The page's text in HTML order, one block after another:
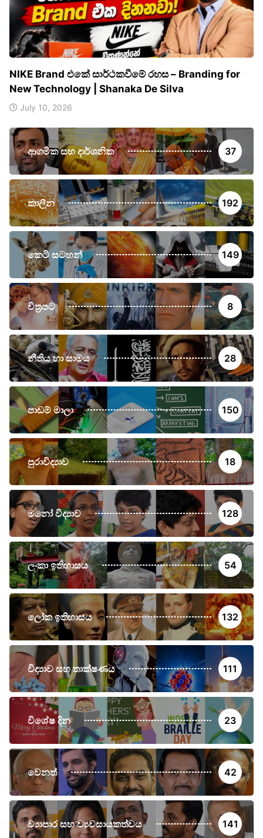
NIKE Brand එකේ සාර්ථකවීමේ රහස – Branding for
New Technology | Shanaka De Silva
July 10, 2026
ආගමික සහ දාර්ශනික 37
කාලීන 192
කෙටි සටහන් 149
චිත්‍රපට 8
නීතිය හා සාමය 28
පාඩම් මාලා 150
පුරාවිද්‍යාව 18
මනෝ විද්‍යාව 128
ලංකා ඉතිහාසය 54
ලෝක ඉතිහාසය 132
විද්‍යාව සහ තාක්ෂණය 111
විශේෂ දින 23
වෙනත් 42
ව්‍යාපාර සහ ව්‍යවසායකත්වය 141